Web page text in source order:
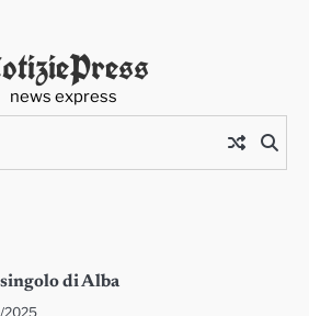
news express
di Alba
2025